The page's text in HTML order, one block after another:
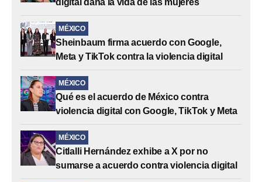
digital daña la vida de las mujeres
MÉXICO
Sheinbaum firma acuerdo con Google,
Meta y TikTok contra la violencia digital
MÉXICO
Qué es el acuerdo de México contra
violencia digital con Google, TikTok y Meta
MÉXICO
Citlalli Hernández exhibe a X por no
sumarse a acuerdo contra violencia digital